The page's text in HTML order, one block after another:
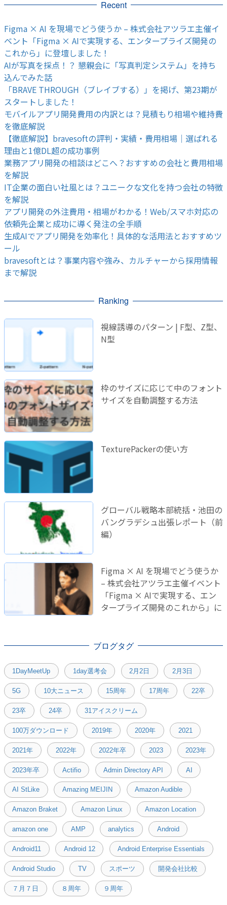
Recent
Figma × AI を現場でどう使うか – 株式会社アツラエ主催イ
ベント「Figma × AIで実現する、エンタープライズ開発の
これから」に登壇しました！
AIが写真を採点！？ 懇親会に「写真判定システム」を持ち
込んでみた話
「BRAVE THROUGH（ブレイブする）」を掲げ、第23期が
スタートしました！
モバイルアプリ開発費用の内訳とは？見積もり相場や維持費
を徹底解説
【徹底解説】bravesoftの評判・実績・費用相場｜選ばれる
理由と1億DL超の成功事例
業務アプリ開発の相談はどこへ？おすすめの会社と費用相場
を解説
IT企業の面白い社風とは？ユニークな文化を持つ会社の特徴
を解説
アプリ開発の外注費用・相場がわかる！Web/スマホ対応の
依頼先企業と成功に導く発注の全手順
生成AIでアプリ開発を効率化！具体的な活用法とおすすめツ
ール
bravesoftとは？事業内容や強み、カルチャーから採用情報
まで解説
Ranking
視線誘導のパターン | F型、Z型、
N型
枠のサイズに応じて中のフォント
サイズを自動調整する方法
TexturePackerの使い方
グローバル戦略本部統括・池田の
バングラデシュ出張レポート（前
編）
Figma × AI を現場でどう使うか
– 株式会社アツラエ主催イベント
「Figma × AIで実現する、エン
タープライズ開発のこれから」に
ブログタグ
1DayMeetUp 1day選考会 2月2日 2月3日
5G 10大ニュース 15周年 17周年 22卒
23卒 24卒 31アイスクリーム
100万ダウンロード 2019年 2020年 2021
2021年 2022年 2022年卒 2023 2023年
2023年卒 Actifio Admin Directory API AI
AI StLike Amazing MEIJIN Amazon Audible
Amazon Braket Amazon Linux Amazon Location
amazon one AMP analytics Android
Android11 Android 12 Android Enterprise Essentials
Android Studio TV スポーツ 開発会社比較
７月７日 ８周年 ９周年